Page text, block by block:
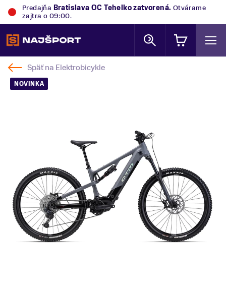
Predajňa Bratislava OC Tehelkozatvorená. Otvárame
zajtra o 09:00.
Späť na Elektrobicykle
NOVINKA